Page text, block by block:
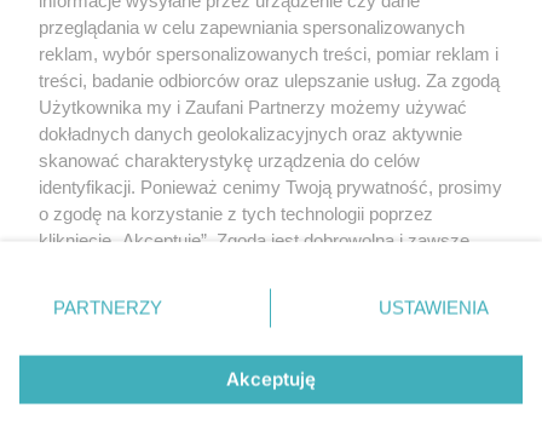
KATEGORIE
OGŁOSZENIA
WYDARZENIA
NA SKRÓTY
przeglądania w celu zapewniania spersonalizowanych
reklam, wybór spersonalizowanych treści, pomiar reklam i
treści, badanie odbiorców oraz ulepszanie usług. Za zgodą
Użytkownika my i Zaufani Partnerzy możemy używać
dokładnych danych geolokalizacyjnych oraz aktywnie
skanować charakterystykę urządzenia do celów
identyfikacji. Ponieważ cenimy Twoją prywatność, prosimy
o zgodę na korzystanie z tych technologii poprzez
kliknięcie „Akceptuję”. Zgoda jest dobrowolna i zawsze
prywatności znajdujący się w lewym dolnym rogu strony
. Niektóre rodzaje przetwarzania danych nie wymagają
zgody użytkownika, ale masz prawo sprzeciwić się
takiemu przetwarzaniu. Preferencje będą miały
zastosowania tylko na tej witrynie.
PARTNERZY USTAWIENIA
Akceptuję